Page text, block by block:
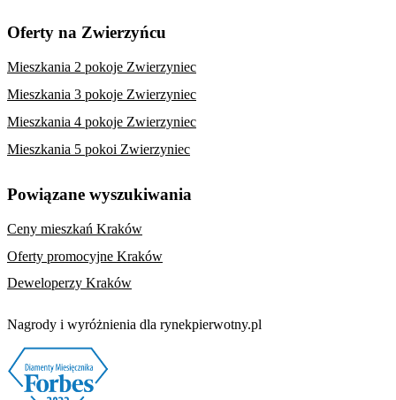
Oferty na Zwierzyńcu
Mieszkania 2 pokoje Zwierzyniec
Mieszkania 3 pokoje Zwierzyniec
Mieszkania 4 pokoje Zwierzyniec
Mieszkania 5 pokoi Zwierzyniec
Powiązane wyszukiwania
Ceny mieszkań Kraków
Oferty promocyjne Kraków
Deweloperzy Kraków
Nagrody i wyróżnienia dla rynekpierwotny.pl